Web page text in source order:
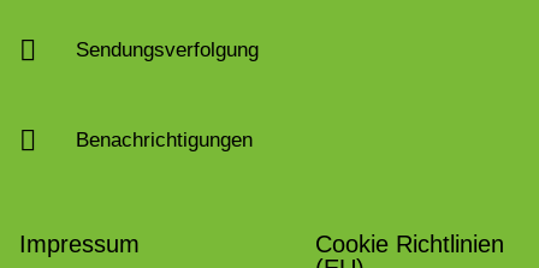
Sendungsverfolgung
Benachrichtigungen
Impressum
Cookie Richtlinien